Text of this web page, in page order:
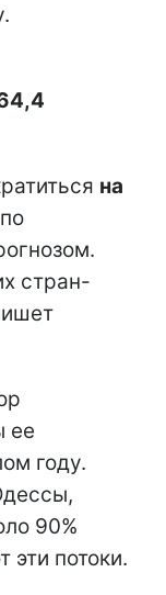
на
по
стран-
ее
году.
90%
эти потоки.